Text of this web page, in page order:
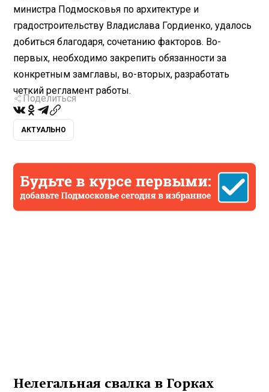
министра Подмосковья по архитектуре и
градостроительству Владислава Гордиенко, удалось
добиться благодаря, сочетанию факторов. Во-
первых, необходимо закрепить обязанности за
конкретным замглавы, во-вторых, разработать
четкий регламент работы.
Поделиться
АКТУАЛЬНО
Нелегальная свалка в Горках